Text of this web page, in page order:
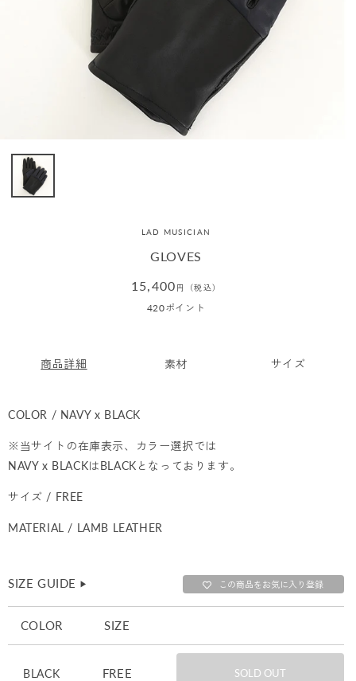
LAD MUSICIAN
GLOVES
通
15,400 円（税込）
420ポイント
商品詳細 素材 サイズ
COLOR / NAVY x BLACK
※当サイトの在庫表示、カラー選択では
NAVY x BLACKはBLACKとなっております。
サイズ / FREE
MATERIAL / LAMB LEATHER
SIZE GUIDE ▶︎ この商品をお気に入り登録
COLOR SIZE
BLACK FREE SOLD OUT